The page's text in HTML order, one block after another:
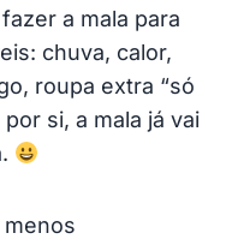
a mala para
chuva, calor,
roupa extra “só
si, a mala já vai